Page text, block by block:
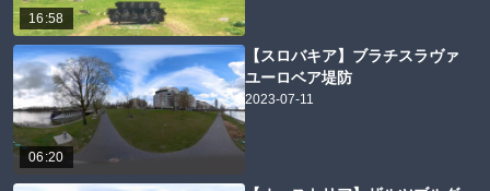
16:58
06:20
【スロバキア】ブラチスラヴァ
ユーロベア堤防
2023-07-11